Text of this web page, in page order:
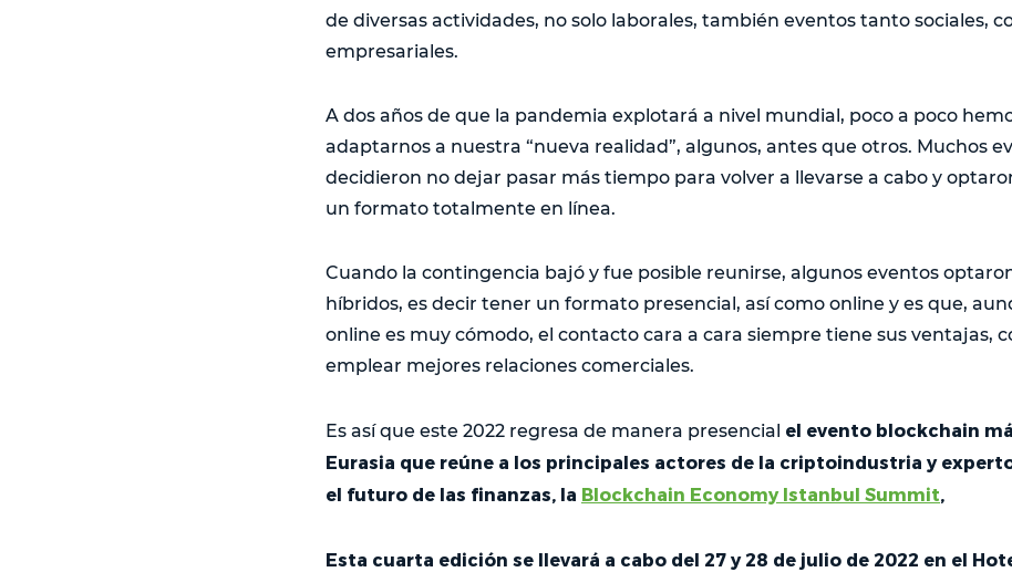
de diversas actividades, no solo laborales, también eventos tanto sociales,
empresariales.
A dos años de que la pandemia explotará a nivel mundial, poco a poco
adaptarnos a nuestra “nueva realidad”, algunos, antes que otros. Muchos
decidieron no dejar pasar más tiempo para volver a llevarse a cabo y
un formato totalmente en línea.
Cuando la contingencia bajó y fue posible reunirse, algunos eventos
híbridos, es decir tener un formato presencial, así como online y es que,
online es muy cómodo, el contacto cara a cara siempre tiene sus ventajas,
emplear mejores relaciones comerciales.
Es así que este 2022 regresa de manera presencial el evento blockchain
Eurasia que reúne a los principales actores de la criptoindustria y
el futuro de las finanzas, la Blockchain Economy Istanbul Summit,
Esta cuarta edición se llevará a cabo del 27 y 28 de julio de 2022 en el